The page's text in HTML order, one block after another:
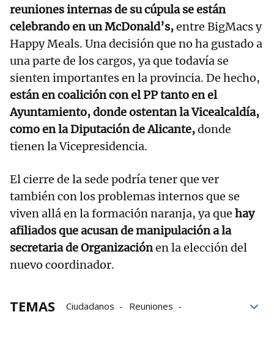
reuniones internas de su cúpula se están
celebrando en un McDonald’s,entre BigMacs y
Happy Meals. Una decisión que no ha gustado a
una parte de los cargos, ya que todavía se
sienten importantes en la provincia. De hecho,
están en coalición con el PP tanto en el
Ayuntamiento, donde ostentan la Vicealcaldía,
como en la Diputación de Alicante,donde
tienen la Vicepresidencia.
El cierre de la sede podría tener que ver
también con los problemas internos que se
viven allá en la formación naranja, ya que hay
afiliados que acusan de manipulación a la
secretaria de Organizaciónen la elección del
nuevo coordinador.
TEMAS Ciudadanos
Reuniones